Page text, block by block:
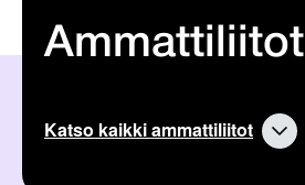
Ammattiliitot
Katso kaikki ammattiliitot